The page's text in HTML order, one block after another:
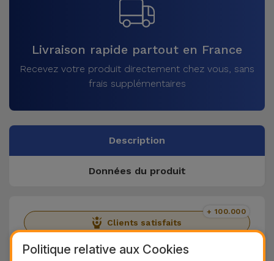
Livraison rapide partout en France
Recevez votre produit directement chez vous, sans
frais supplémentaires
Description
Données du produit
Clients satisfaits
+ 100.000
Garantie Durable
Politique relative aux Cookies